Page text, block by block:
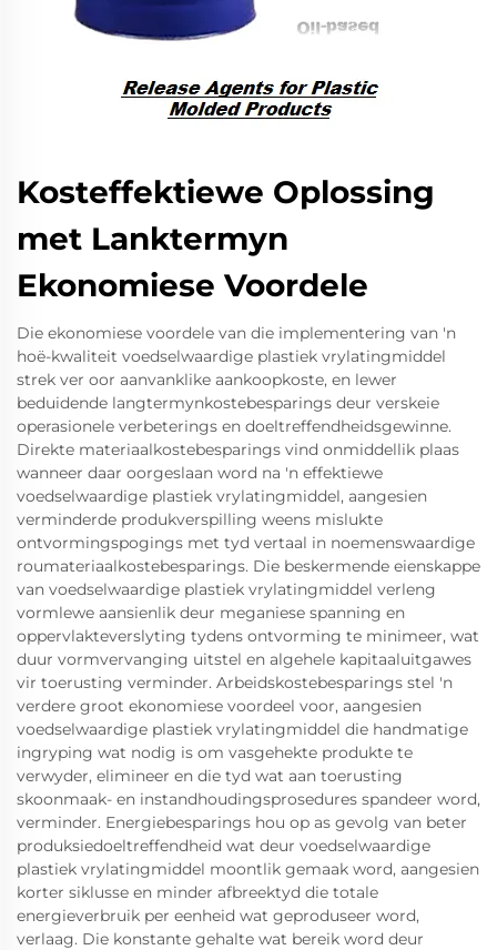
Kosteffektiewe Oplossing
met Lanktermyn
Ekonomiese Voordele
Die ekonomiese voordele van die implementering van 'n
hoë-kwaliteit voedselwaardige plastiek vrylatingmiddel
strek ver oor aanvanklike aankoopkoste, en lewer
beduidende langtermynkostebesparings deur verskeie
operasionele verbeterings en doeltreffendheidsgewinne.
Direkte materiaalkostebesparings vind onmiddellik plaas
wanneer daar oorgeslaan word na 'n effektiewe
voedselwaardige plastiek vrylatingmiddel, aangesien
verminderde produkverspilling weens mislukte
ontvormingspogings met tyd vertaal in noemenswaardige
roumateriaalkostebesparings. Die beskermende eienskappe
van voedselwaardige plastiek vrylatingmiddel verleng
vormlewe aansienlik deur meganiese spanning en
oppervlakteverslyting tydens ontvorming te minimeer, wat
duur vormvervanging uitstel en algehele kapitaaluitgawes
vir toerusting verminder. Arbeidskostebesparings stel 'n
verdere groot ekonomiese voordeel voor, aangesien
voedselwaardige plastiek vrylatingmiddel die handmatige
ingryping wat nodig is om vasgehekte produkte te
verwyder, elimineer en die tyd wat aan toerusting
skoonmaak- en instandhoudingsprosedures spandeer word,
verminder. Energiebesparings hou op as gevolg van beter
produksiedoeltreffendheid wat deur voedselwaardige
plastiek vrylatingmiddel moontlik gemaak word, aangesien
korter siklusse en minder afbreektyd die totale
energieverbruik per eenheid wat geproduseer word,
verlaag. Die konstante gehalte wat bereik word deur